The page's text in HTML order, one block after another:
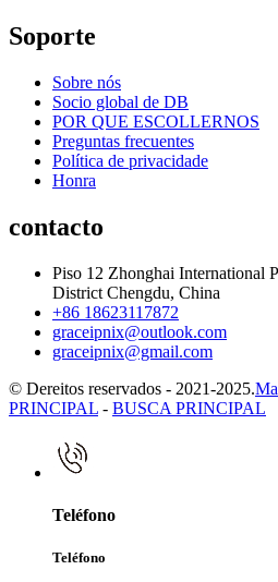
Soporte
Sobre nós
Socio global de DB
POR QUE ESCOLLERNOS
Preguntas frecuentes
Política de privacidade
Honra
contacto
Piso 12 Zhonghai International
District Chengdu, China
+86 18623117872
graceipnix@outlook.com
graceipnix@gmail.com
© Dereitos reservados - 2021-2025.
PRINCIPAL - BUSCA PRINCIPAL
Teléfono
Teléfono